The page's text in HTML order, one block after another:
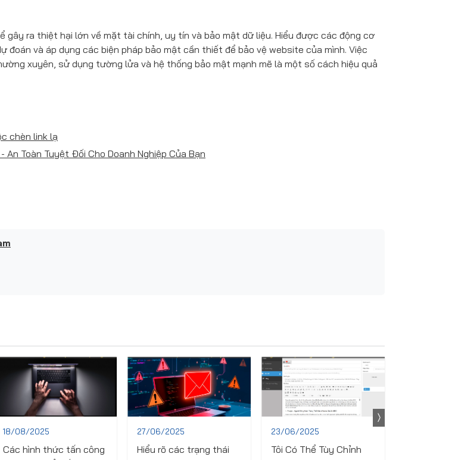
ra thiệt hại lớn về mặt tài chính, uy tín và bảo mật dữ liệu. Hiểu được các động cơ
đoán và áp dụng các biện pháp bảo mật cần thiết để bảo vệ website của mình. Việc
xuyên, sử dụng tường lửa và hệ thống bảo mật mạnh mẽ là một số cách hiệu quả
chèn link lạ
An Toàn Tuyệt Đối Cho Doanh Nghiệp Của Bạn
18/08/2025
Các hình thức tấn công
27/06/2025
Hiểu rõ các trạng thái
23/06/2025
Tôi Có Thể Tùy Chỉnh